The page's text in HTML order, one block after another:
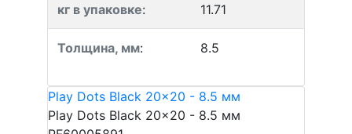
кг в упаковке: 11.71
Толщина, мм: 8.5
Play Dots Black 20x20 - 8.5 мм
Play Dots Black 20x20 - 8.5 мм